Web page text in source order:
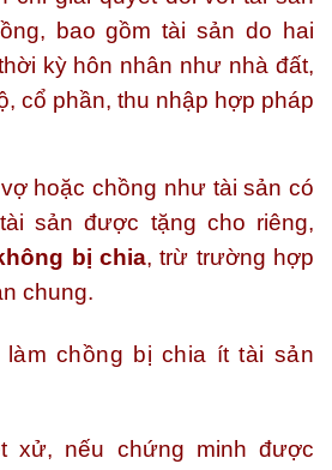
bao gồm tài sản do hai
kỳ hôn nhân như nhà đất,
cổ phần, thu nhập hợp pháp
hoặc chồng như tài sản có
sản được tặng cho riêng,
bị chia, trừ trường hợp
chung.
chồng bị chia ít tài sản
xử, nếu chứng minh được